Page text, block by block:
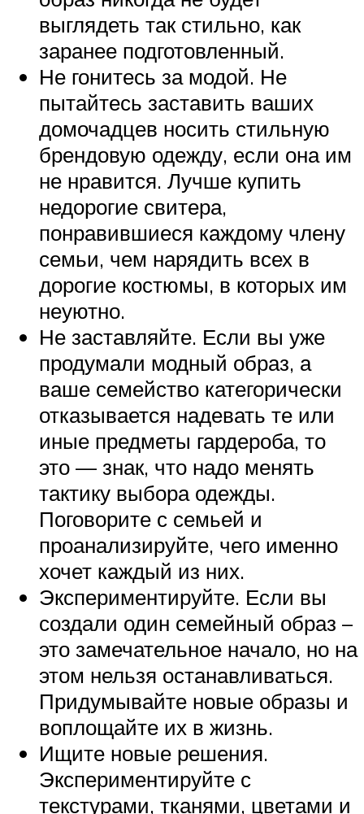
выглядеть так стильно, как
заранее подготовленный.
Не гонитесь за модой. Не
пытайтесь заставить ваших
домочадцев носить стильную
брендовую одежду, если она им
не нравится. Лучше купить
недорогие свитера,
понравившиеся каждому члену
семьи, чем нарядить всех в
дорогие костюмы, в которых им
неуютно.
Не заставляйте. Если вы уже
продумали модный образ, а
ваше семейство категорически
отказывается надевать те или
иные предметы гардероба, то
это — знак, что надо менять
тактику выбора одежды.
Поговорите с семьей и
проанализируйте, чего именно
хочет каждый из них.
Экспериментируйте. Если вы
создали один семейный образ –
это замечательное начало, но на
этом нельзя останавливаться.
Придумывайте новые образы и
воплощайте их в жизнь.
Ищите новые решения.
Экспериментируйте с
текстурами, тканями, цветами и